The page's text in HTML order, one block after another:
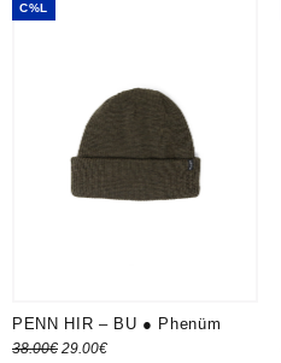
C%L
PENN HIR – BU ● Phenüm
38.00€ Le prix
29.00€Le prix